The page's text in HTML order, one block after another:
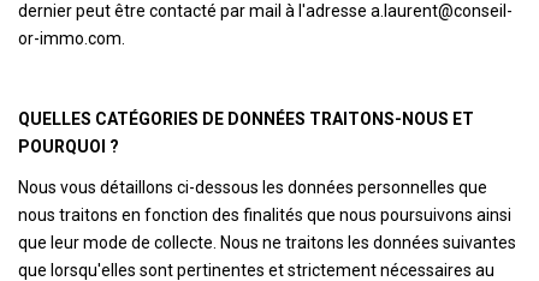
dernier peut être contacté par mail à l'adresse a.laurent@conseil-
or-immo.com.
QUELLES CATÉGORIES DE DONNÉES TRAITONS-NOUS ET
POURQUOI ?
Nous vous détaillons ci-dessous les données personnelles que
nous traitons en fonction des finalités que nous poursuivons ainsi
que leur mode de collecte. Nous ne traitons les données suivantes
que lorsqu'elles sont pertinentes et strictement nécessaires au